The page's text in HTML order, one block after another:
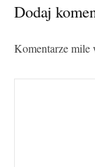
Dodaj
Komentarze mile